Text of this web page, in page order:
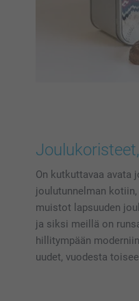
On kutkuttavaa avata
joulutunnelman
muistot lapsuuden
ja siksi meillä on
hillitympään
uudet, vuodesta